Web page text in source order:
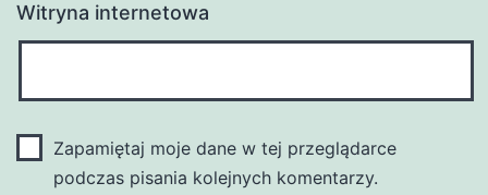
Witryna internetowa
Zapamiętaj moje dane w tej przeglądarce
podczas pisania kolejnych komentarzy.